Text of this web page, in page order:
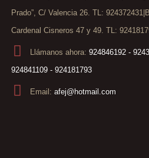
Prado”, C/ Valencia 26. TL:
Cardenal Cisneros 47 y 49. TL:
Llámanos ahora: 924846192 -
924841109 - 924181793
Email: afej@hotmail.com